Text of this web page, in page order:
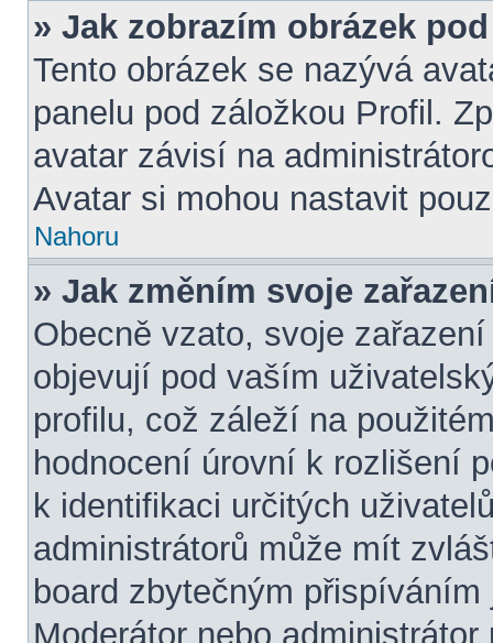
» Jak zobrazím obrázek
Tento obrázek se nazývá
panelu pod záložkou Profil.
avatar závisí na
Avatar si mohou nastavit
Nahoru
» Jak změním svoje
Obecně vzato, svoje
objevují pod vaším
profilu, což záleží na
hodnocení úrovní k rozlišení
k identifikaci určitých
administrátorů může mít
board zbytečným
Moderátor nebo